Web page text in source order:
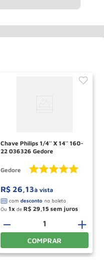
Chave Philips 1/4'' X 14'' 160-
22 036326 Gedore
Gedore
R$ 26,13à vista
Ou 1 de R$ 29 15
＋
－
COMPRAR